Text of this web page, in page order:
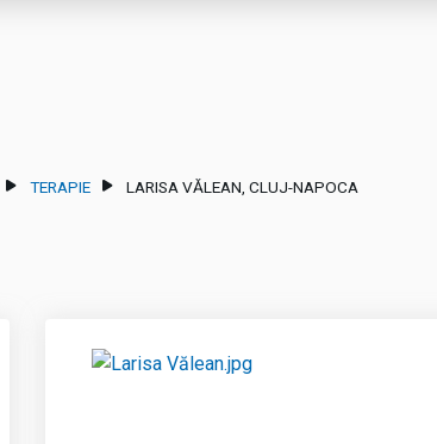
TERAPIE LARISA VĂLEAN, CLUJ-NAPOCA